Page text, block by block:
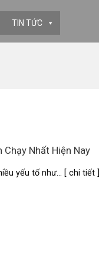
TIN TỨC
Chạy Nhất Hiện Nay
yếu tố như... [ chi tiết ]